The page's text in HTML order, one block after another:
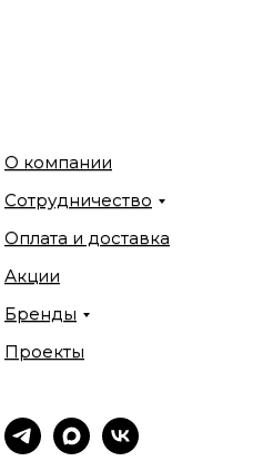
О компании
Сотрудничество
Оплата и доставка
Акции
Бренды
Проекты